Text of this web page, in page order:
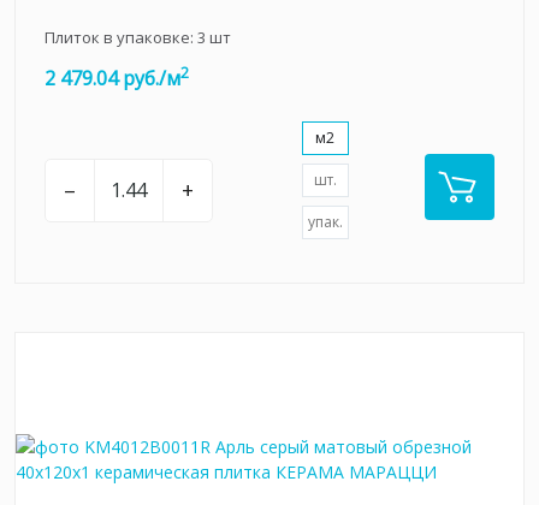
Плиток в упаковке: 3 шт
2 479.04 руб./м2
– +
м2
шт.
упак.